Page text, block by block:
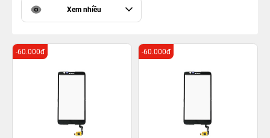
Xem nhiều
-60.000đ -60.000đ